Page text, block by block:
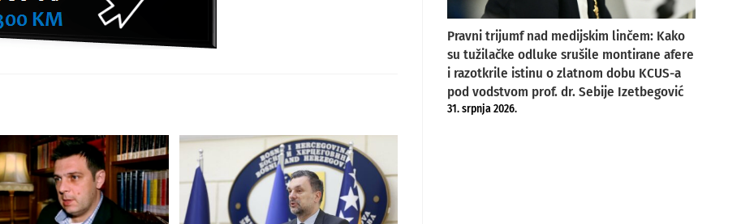
Pravni trijumf nad medijskim linčem: Kako
su tužilačke odluke srušile montirane afere
i razotkrile istinu o zlatnom dobu KCUS-a
pod vodstvom prof. dr. Sebije Izetbegović
31. srpnja 2026.